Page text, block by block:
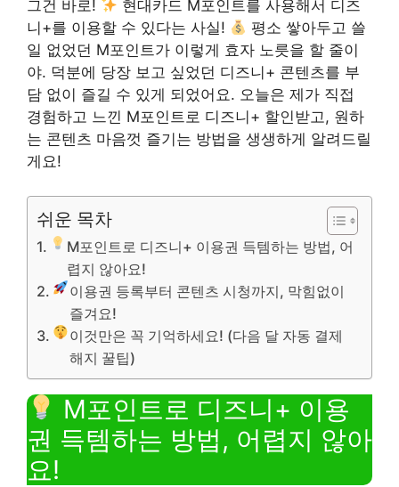
그건 바로!
현대카드 M포인트를 사용해서 디즈
니+를 이용할 수 있다는 사실!
평소 쌓아두고 쓸
일 없었던 M포인트가 이렇게 효자 노릇을 할 줄이
야. 덕분에 당장 보고 싶었던 디즈니+ 콘텐츠를 부
담 없이 즐길 수 있게 되었어요. 오늘은 제가 직접
경험하고 느낀 M포인트로 디즈니+ 할인받고, 원하
는 콘텐츠 마음껏 즐기는 방법을 생생하게 알려드릴
게요!
쉬운 목차
M포인트로 디즈니+ 이용권 득템하는 방법, 어
렵지 않아요!
이용권 등록부터 콘텐츠 시청까지, 막힘없이
즐겨요!
이것만은 꼭 기억하세요! (다음 달 자동 결제
해지 꿀팁)
M포인트로 디즈니+ 이용
권 득템하는 방법, 어렵지 않아
요!